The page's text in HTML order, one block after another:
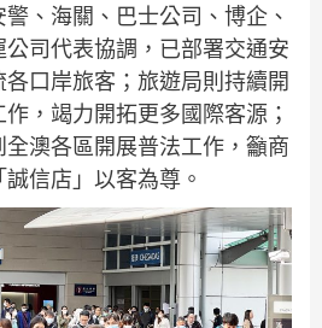
、海關、巴士公司、博企、
司代表協調，已部署交通安
口岸旅客；旅遊局則持續開
，竭力開拓更多國際客源；
澳各區開展普法工作，籲商
信店」以客為尊。